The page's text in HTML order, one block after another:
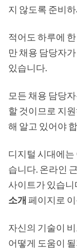
지 않도록 준비
적어도 하루에
만 채용 담당자
있습니다.
모든 채용 담당
할 것이므로 지
해 알고 있어야
디지털 시대에는
습니다. 온라인
사이트가 있습
소개 페이지로
자신의 기술이
어떻게 도움이